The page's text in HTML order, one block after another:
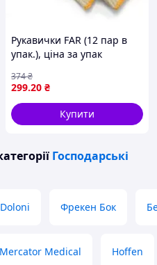
Рукавички FAR (12 пар в
упак.), ціна за упак
299.20 ₴
374₴
Купити
Господарські
Doloni Фрекен Бок
Mercator Medical Hoffen